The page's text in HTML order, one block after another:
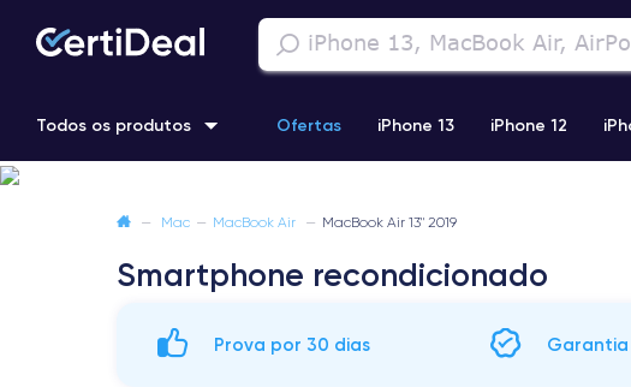
Todos os produtos Ofertas iPhone 13 iPhone 12
iPhone 11 Pro
— Mac — MacBook Air — MacBook Air 13" 2019
Smartphone recondicionado
Prova por 30 dias Garantia